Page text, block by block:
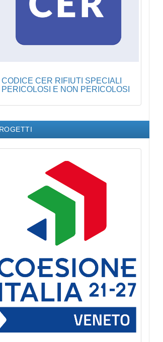
CODICE CER RIFIUTI SPECIALI
PERICOLOSI E NON PERICOLOSI